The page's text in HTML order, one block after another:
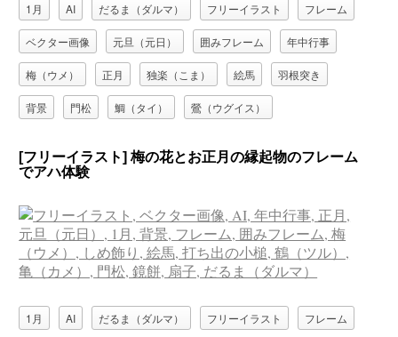
1月 AI だるま（ダルマ） フリーイラスト フレーム
ベクター画像 元旦（元日） 囲みフレーム 年中行事
梅（ウメ） 正月 独楽（こま） 絵馬 羽根突き
背景 門松 鯛（タイ） 鶯（ウグイス）
[フリーイラスト] 梅の花とお正月の縁起物のフレーム
でアハ体験
1月 AI だるま（ダルマ） フリーイラスト フレーム